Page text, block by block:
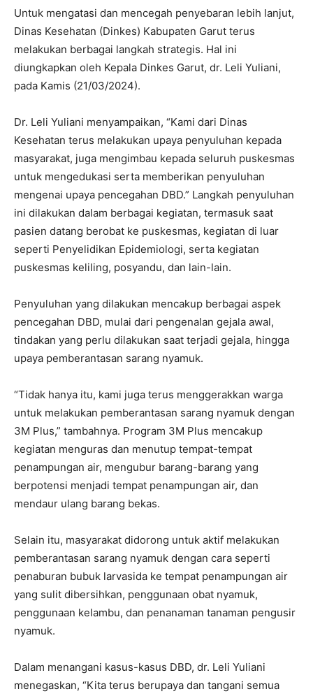
Untuk mengatasi dan mencegah penyebaran lebih lanjut,
Dinas Kesehatan (Dinkes) Kabupaten Garut terus
melakukan berbagai langkah strategis. Hal ini
diungkapkan oleh Kepala Dinkes Garut, dr. Leli Yuliani,
pada Kamis (21/03/2024).
Dr. Leli Yuliani menyampaikan, “Kami dari Dinas
Kesehatan terus melakukan upaya penyuluhan kepada
masyarakat, juga mengimbau kepada seluruh puskesmas
untuk mengedukasi serta memberikan penyuluhan
mengenai upaya pencegahan DBD.” Langkah penyuluhan
ini dilakukan dalam berbagai kegiatan, termasuk saat
pasien datang berobat ke puskesmas, kegiatan di luar
seperti Penyelidikan Epidemiologi, serta kegiatan
puskesmas keliling, posyandu, dan lain-lain.
Penyuluhan yang dilakukan mencakup berbagai aspek
pencegahan DBD, mulai dari pengenalan gejala awal,
tindakan yang perlu dilakukan saat terjadi gejala, hingga
upaya pemberantasan sarang nyamuk.
“Tidak hanya itu, kami juga terus menggerakkan warga
untuk melakukan pemberantasan sarang nyamuk dengan
3M Plus,” tambahnya. Program 3M Plus mencakup
kegiatan menguras dan menutup tempat-tempat
penampungan air, mengubur barang-barang yang
berpotensi menjadi tempat penampungan air, dan
mendaur ulang barang bekas.
Selain itu, masyarakat didorong untuk aktif melakukan
pemberantasan sarang nyamuk dengan cara seperti
penaburan bubuk larvasida ke tempat penampungan air
yang sulit dibersihkan, penggunaan obat nyamuk,
penggunaan kelambu, dan penanaman tanaman pengusir
nyamuk.
Dalam menangani kasus-kasus DBD, dr. Leli Yuliani
menegaskan, “Kita terus berupaya dan tangani semua